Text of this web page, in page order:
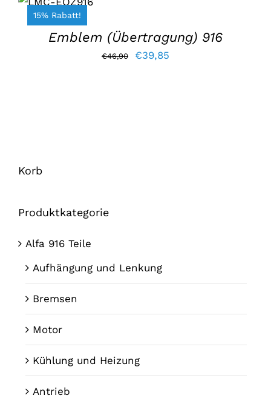
15% Rabatt!
LEGEN
/
EINZELHEITEN
Emblem (Übertragung) 916
€46,90
Der
€39,85
Korb
Produktkategorie
Alfa 916 Teile
Aufhängung und Lenkung
Bremsen
Motor
Kühlung und Heizung
Antrieb